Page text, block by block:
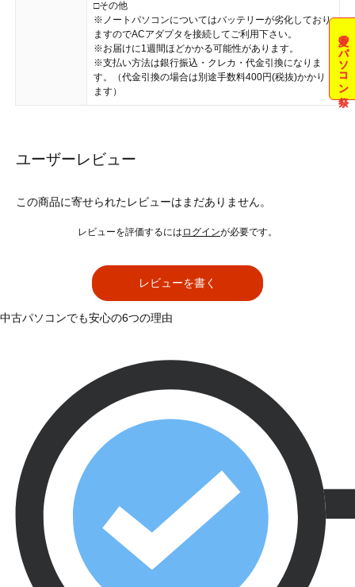
□その他
※ノートパソコンについてはバッテリーが劣化しており
ますのでACアダプタを接続してご利用下さい。
※お届けに1週間ほどかかる可能性があります。
※支払い方法は銀行振込・クレカ・代金引換になりま
す。（代金引換の場合は別途手数料400円(税抜)かかり
ます）
ユーザーレビュー
この商品に寄せられたレビューはまだありません。
レビューを評価するには ログインが必要です。
レビューを書く
夏のパソコン祭
中古パソコンでも安心の6つの理由